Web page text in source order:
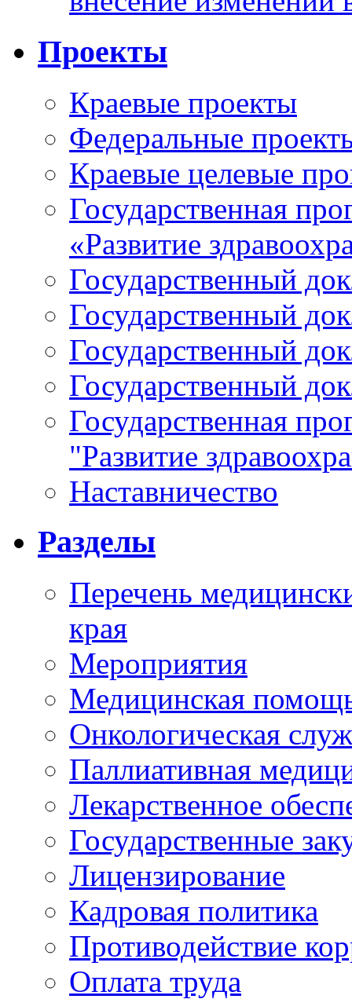
Проекты
Краевые проекты
Федеральные
Краевые целевые
Государственная
«Развитие
Государственный
Государственный
Государственный
Государственный
Государственная
"Развитие
Наставничество
Разделы
Перечень
края
Мероприятия
Медицинская
Онкологическая
Паллиативная
Лекарственное
Государственные
Лицензирование
Кадровая политика
Противодействие
Оплата труда